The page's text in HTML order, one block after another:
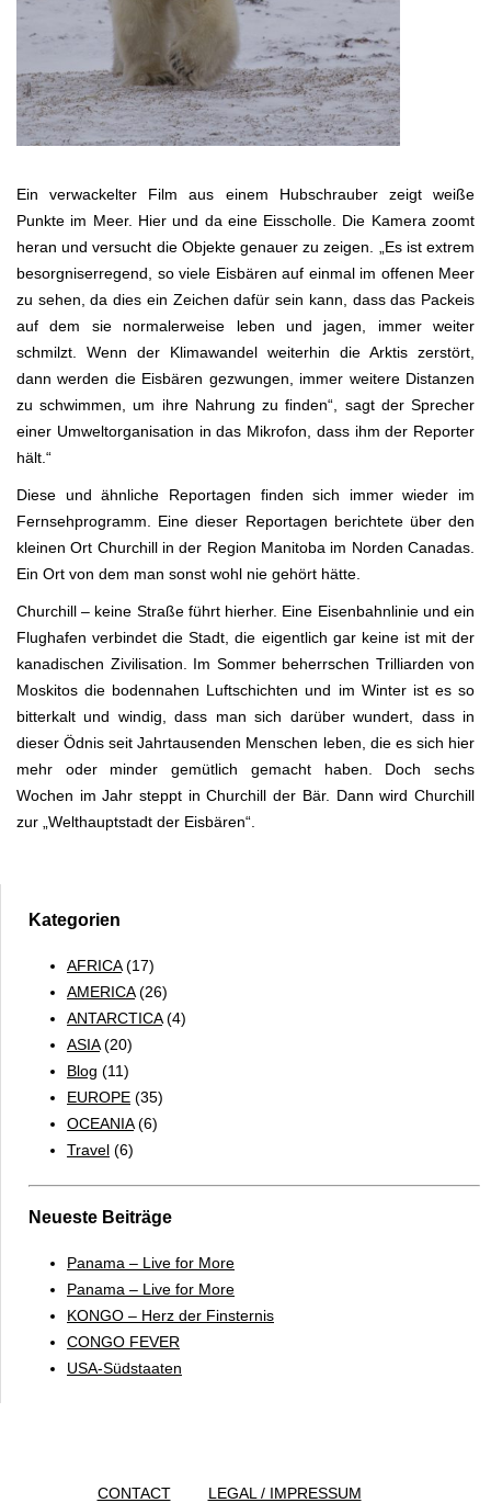
Ein verwackelter Film aus einem Hubschrauber zeigt weiße
Punkte im Meer. Hier und da eine Eisscholle. Die Kamera zoomt
heran und versucht die Objekte genauer zu zeigen. „Es ist extrem
besorgniserregend, so viele Eisbären auf einmal im offenen Meer
zu sehen, da dies ein Zeichen dafür sein kann, dass das Packeis
auf dem sie normalerweise leben und jagen, immer weiter
schmilzt. Wenn der Klimawandel weiterhin die Arktis zerstört,
dann werden die Eisbären gezwungen, immer weitere Distanzen
zu schwimmen, um ihre Nahrung zu finden“, sagt der Sprecher
einer Umweltorganisation in das Mikrofon, dass ihm der Reporter
hält.“
Diese und ähnliche Reportagen finden sich immer wieder im
Fernsehprogramm. Eine dieser Reportagen berichtete über den
kleinen Ort Churchill in der Region Manitoba im Norden Canadas.
Ein Ort von dem man sonst wohl nie gehört hätte.
Churchill – keine Straße führt hierher. Eine Eisenbahnlinie und ein
Flughafen verbindet die Stadt, die eigentlich gar keine ist mit der
kanadischen Zivilisation. Im Sommer beherrschen Trilliarden von
Moskitos die bodennahen Luftschichten und im Winter ist es so
bitterkalt und windig, dass man sich darüber wundert, dass in
dieser Ödnis seit Jahrtausenden Menschen leben, die es sich hier
mehr oder minder gemütlich gemacht haben. Doch sechs
Wochen im Jahr steppt in Churchill der Bär. Dann wird Churchill
zur „Welthauptstadt der Eisbären“.
Kategorien
AFRICA(17)
AMERICA(26)
ANTARCTICA(4)
ASIA(20)
Blog (11)
EUROPE (35)
OCEANIA(6)
Travel (6)
Neueste Beiträge
Panama – Live for More
Panama – Live for More
KONGO – Herz der Finsternis
CONGO FEVER
USA-Südstaaten
CONTACT LEGAL / IMPRESSUM